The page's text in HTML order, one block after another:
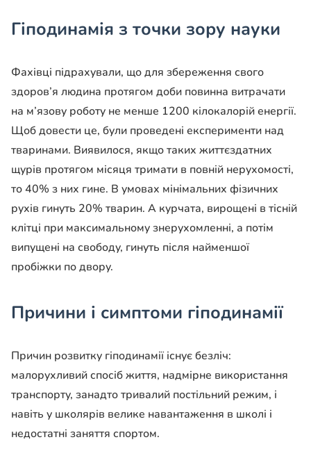
Гіподинамія з точки зору науки
Фахівці підрахували, що для збереження свого
здоров’я людина протягом доби повинна витрачати
на м’язову роботу не менше 1200 кілокалорій енергії.
Щоб довести це, були проведені експерименти над
тваринами. Виявилося, якщо таких життєздатних
щурів протягом місяця тримати в повній нерухомості,
то 40% з них гине. В умовах мінімальних фізичних
рухів гинуть 20% тварин. А курчата, вирощені в тісній
клітці при максимальному знерухомленні, а потім
випущені на свободу, гинуть після найменшої
пробіжки по двору.
Причини і симптоми гіподинамії
Причин розвитку гіподинамії існує безліч:
малорухливий спосіб життя, надмірне використання
транспорту, занадто тривалий постільний режим, і
навіть у школярів велике навантаження в школі і
недостатні заняття спортом.